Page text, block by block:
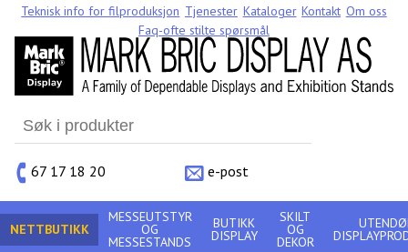
Search
for:
67 17 18 20
e-post
Teknisk info for filproduksjon Tjenester Kataloger Kontakt Om oss
Faq-ofte stilte spørsmål
NETTBUTIKK
MESSEUTSTYR
OG
MESSESTANDS
BUTIKK
DISPLAY
SKILT
OG
DEKOR